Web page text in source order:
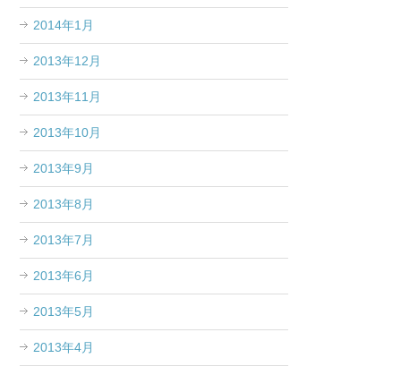
2014年1月
2013年12月
2013年11月
2013年10月
2013年9月
2013年8月
2013年7月
2013年6月
2013年5月
2013年4月